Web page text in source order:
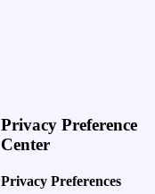
Privacy Preference
Center
Privacy Preferences